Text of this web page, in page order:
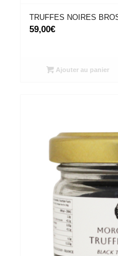
TRUFFES NOIRES
59,00€
Ajouter au panier